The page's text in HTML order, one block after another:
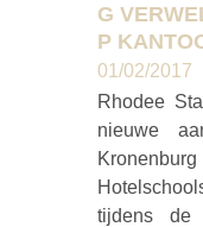
G
P
01/02/2017
Rhodee
nieuwe
tijdens de